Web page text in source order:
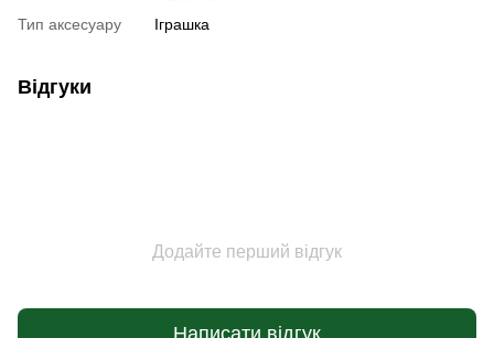
Тип аксесуару
Іграшка
Відгуки
Додайте перший відгук
Написати відгук